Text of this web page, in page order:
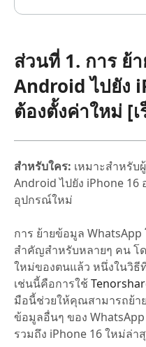
ส่วนที่ 1. การ ย้
Android ไปยัง
ต้องตั้งค่าใหม่ [
สำหรับใคร: เหมาะสำหรับ
Android ไปยัง iPhone 16
อุปกรณ์ใหม่
การ ย้ายข้อมูล
สำคัญสำหรับหลายๆ คน โ
ใหม่ของตนแล้ว หนึ่งในวิธี
เช่นนี้คือการใช้
มือนี้ช่วยให้คุณสามารถย้า
ข้อมูลอื่นๆ ของ
รวมถึง iPhone 16 ใหม่ล่